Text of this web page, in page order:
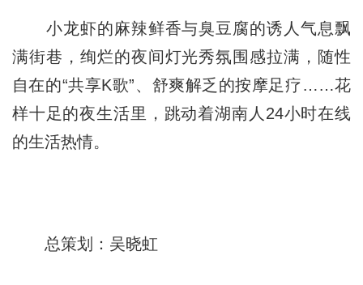
小龙虾的麻辣鲜香与臭豆腐的诱人气息飘
满街巷，绚烂的夜间灯光秀氛围感拉满，随性
自在的“共享K歌”、舒爽解乏的按摩足疗……花
样十足的夜生活里，跳动着湖南人24小时在线
的生活热情。
总策划：吴晓虹